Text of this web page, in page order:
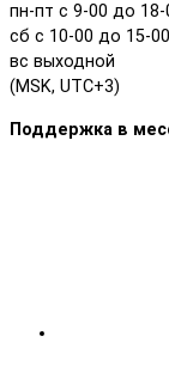
пн-пт с 9-00 до 18-
сб с 10-00 до 15-
вс выходной
(MSK, UTC+3)
Поддержка в